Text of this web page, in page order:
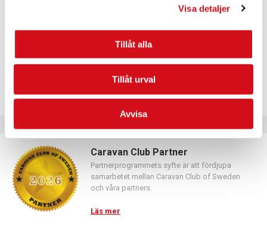
Visa detaljer
Tillåt alla
Tillåt urval
Avvisa
Caravan Club Partner
Partnerprogrammets syfte är att fördjupa
samarbetet mellan Caravan Club of Sweden
och våra partners.
Läs mer